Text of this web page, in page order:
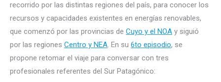
recorrido por las distintas regiones del país, para conocer los
recursos y capacidades existentes en energías renovables,
que comenzó por las provincias de Cuyo y el NOA y siguió
por las regiones Centro y NEA. En su 6to episodio, se
propone retomar el viaje para conversar con tres
profesionales referentes del Sur Patagónico: